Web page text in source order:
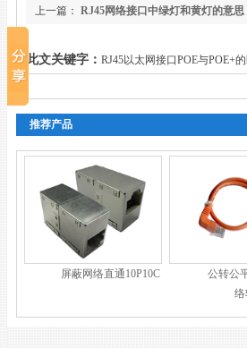
上一篇： RJ45网络接口中绿灯和黄灯的意思
此文关键字： RJ45以太网接口POE与POE+的
推荐产品
屏蔽网络直通10P10C
公转公